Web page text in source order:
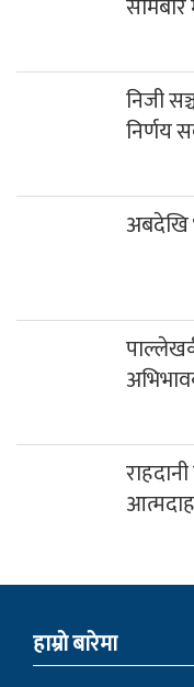
अबदेखि
सत्य निष्पक्ष र
बि.सं २०७२ मा दिप खबर
परिमार्जित गरेर